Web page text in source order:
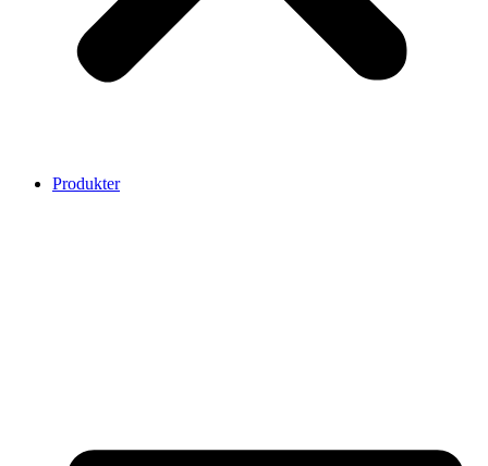
Produkter